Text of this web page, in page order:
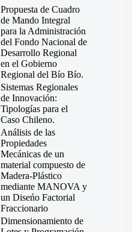
Propuesta de Cuadro
de Mando Integral
para la Administración
del Fondo Nacional de
Desarrollo Regional
en el Gobierno
Regional del Bío Bío.
Sistemas Regionales
de Innovación:
Tipologías para el
Caso Chileno.
Análisis de las
Propiedades
Mecánicas de un
material compuesto de
Madera-Plástico
mediante MANOVA y
un Diseńo Factorial
Fraccionario
Dimensionamiento de